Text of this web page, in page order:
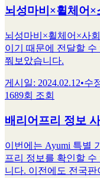
뇌성마비×휠체어×
뇌성마비×휠체어×사
이기 때문에 전달할
쭤보았습니다.
게시일: 2024.02.12•수
1689회 조회
배리어프리 정보
이번에는 Ayumi 특별
프리 정보를 확인할
니다. 이전에도 전국판